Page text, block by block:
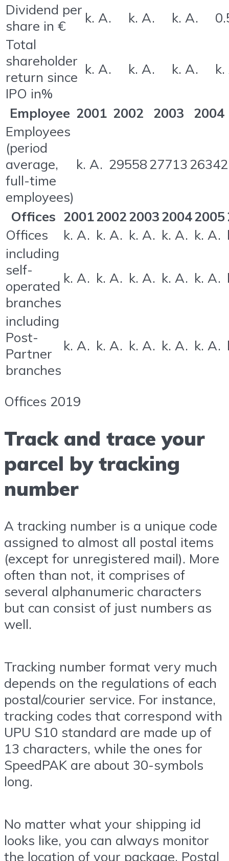
Dividend per
share in €
k. A. k. A. k. A.
Total
shareholder
return since
IPO in%
k. A. k. A. k. A.
Employee 2001 2002 2003
2004
Employees
(period
average,
full-time
employees)
k. A. 2955827713 26342
Offices 20012002200320042005
Offices
k. A. k. A. k. A. k. A. k. A.
including
self-
operated
branches
k. A. k. A. k. A. k. A. k. A.
including
Post-
Partner
branches
k. A. k. A. k. A. k. A. k. A.
Offices 2019
Track and trace your
parcel by tracking
number
A tracking number is a unique code
assigned to almost all postal items
(except for unregistered mail). More
often than not, it comprises of
several alphanumeric characters
but can consist of just numbers as
well.
Tracking number format very much
depends on the regulations of each
postal/courier service. For instance,
tracking codes that correspond with
UPU S10 standard are made up of
13 characters, while the ones for
SpeedPAK are about 30-symbols
long.
No matter what your shipping id
looks like, you can always monitor
the location of your package. Postal